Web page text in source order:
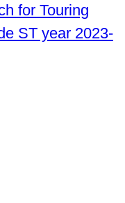
for Touring
ST year 2023-